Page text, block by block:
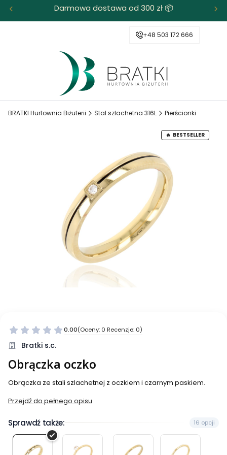
Darmowa dostawa od 300 zł 📦
+48 503 172 666
BRATKI Hurtownia Biżuterii Stal szlachetna 316L Pierścionki
BESTSELLER
0.00(Oceny: 0 Recenzje: 0)
Bratki s.c.
Obrączka oczko
Obrączka ze stali szlachetnej z oczkiem i czarnym paskiem.
Przejdź do pełnego opisu
Sprawdź także: 16 opcji